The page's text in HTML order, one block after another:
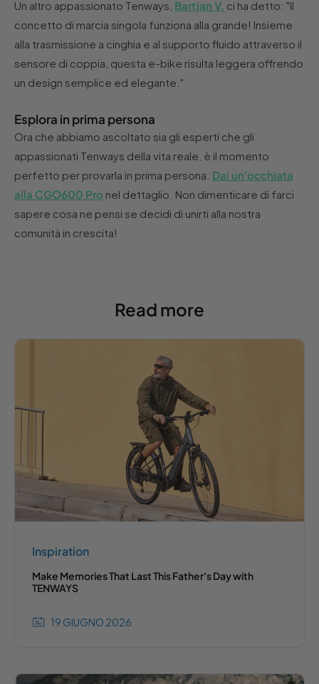
Un altro appassionato Tenways, Bartjan V. ci ha detto: "Il
concetto di marcia singola funziona alla grande! Insieme
alla trasmissione a cinghia e al supporto fluido attraverso il
sensore di coppia, questa e-bike risulta leggera offrendo
un design semplice ed elegante."
Esplora in prima persona
Ora che abbiamo ascoltato sia gli esperti che gli
appassionati Tenways della vita reale, è il momento
perfetto per provarla in prima persona. Dai un'occhiata
alla CGO600 Pro nel dettaglio. Non dimenticare di farci
sapere cosa ne pensi se decidi di unirti alla nostra
comunità in crescita!
Read more
Inspiration
Make Memories That Last This Father's Day with
TENWAYS
19 GIUGNO 2026